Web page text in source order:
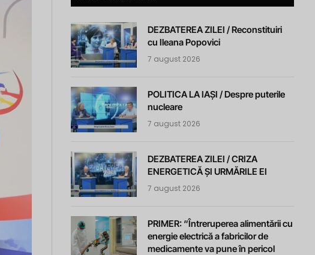
DEZBATEREA ZILEI / Reconstituiri
cu Ileana Popovici
7 august 2026
POLITICA LA IAȘI / Despre puterile
nucleare
7 august 2026
DEZBATEREA ZILEI / CRIZA
ENERGETICĂ ȘI URMĂRILE EI
7 august 2026
PRIMER: “Întreruperea alimentării cu
energie electrică a fabricilor de
medicamente va pune în pericol